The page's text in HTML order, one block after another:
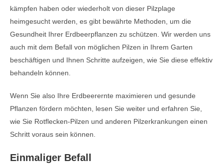
kämpfen haben oder wiederholt von dieser Pilzplage
heimgesucht werden, es gibt bewährte Methoden, um die
Gesundheit Ihrer Erdbeerpflanzen zu schützen. Wir werden uns
auch mit dem Befall von möglichen Pilzen in Ihrem Garten
beschäftigen und Ihnen Schritte aufzeigen, wie Sie diese effektiv
behandeln können.
Wenn Sie also Ihre Erdbeerernte maximieren und gesunde
Pflanzen fördern möchten, lesen Sie weiter und erfahren Sie,
wie Sie Rotflecken-Pilzen und anderen Pilzerkrankungen einen
Schritt voraus sein können.
Einmaliger Befall